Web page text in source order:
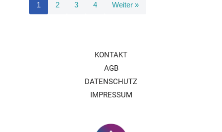
1 2 3 4 Weiter »
KONTAKT
AGB
DATENSCHUTZ
IMPRESSUM